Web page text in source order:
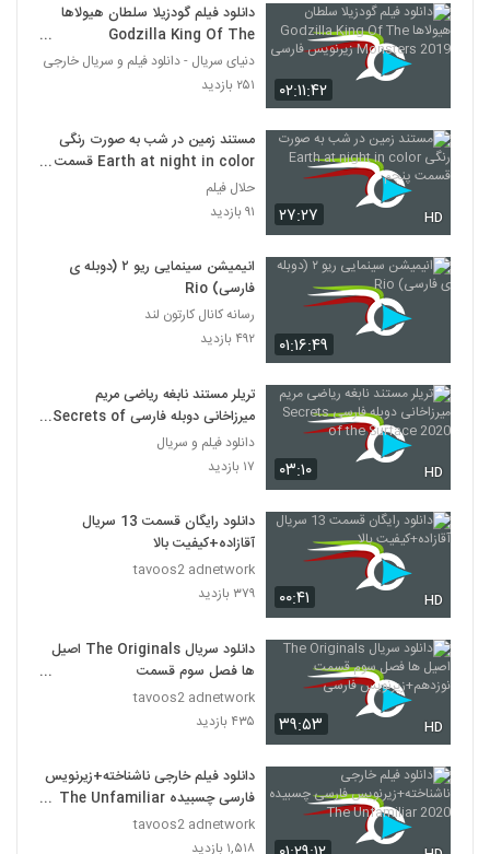
۰۲:۱۱:۴۲
دانلود فیلم گودزیلا سلطان هیولاها
Godzilla King Of The
Monsters 2019 زیرنویس فارسی
دنیای سریال - دانلود فیلم و سریال خارجی
۲۵۱ بازدید
۲۷:۲۷ HD
مستند زمین در شب به صورت رنگی
Earth at night in color قسمت
پنجم
حلال فیلم
۹۱ بازدید
۰۱:۱۶:۴۹
انیمیشن‌ سینمایی ریو ۲ (دوبله ی
فارسی) Rio
رسانه کانال کارتون لند
۴۹۲ بازدید
۰۳:۱۰ HD
تریلر مستند نابغه ریاضی مریم
میرزاخانی دوبله فارسی Secrets of
the Surface 2020
دانلود فیلم و سریال
۱۷ بازدید
۰۰:۴۱ HD
دانلود رایگان قسمت 13 سریال
آقازاده+کیفیت بالا
tavoos2 adnetwork
۳۷۹ بازدید
۳۹:۵۳ HD
دانلود سریال The Originals اصیل
ها فصل سوم قسمت
نوزدهم+زیرنویس فارسی
tavoos2 adnetwork
۴۳۵ بازدید
دانلود فیلم خارجی ناشناخته+زیرنویس
فارسی چسبیده The Unfamiliar
2020
tavoos2 adnetwork
۱,۵۱۸ بازدید